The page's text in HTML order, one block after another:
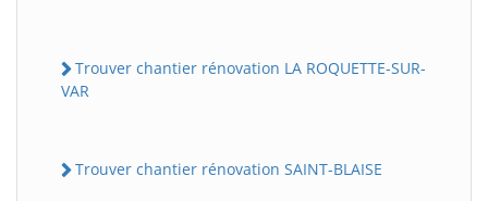
Trouver chantier rénovation LA ROQUETTE-SUR-
VAR
Trouver chantier rénovation SAINT-BLAISE